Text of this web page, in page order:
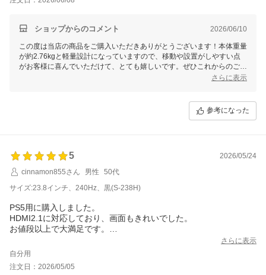
ショップからのコメント 2026/06/10
この度は当店の商品をご購入いただきありがとうございます！本体重量
が約2.76kgと軽量設計になっていますので、移動や設置がしやすい点
がお客様に喜んでいただけて、とても嬉しいです。ぜひこれからのご使
用でも快適にお楽しみください！その他ご不明な点がございましたら、
さらに表示
参考になった
5
2026/05/24
cinnamon855さん
男性
50代
サイズ:23.8インチ、240Hz、黒(S-238H)
PS5用に購入しました。
HDMI2.1に対応しており、画面もきれいでした。
お値段以上で大満足です。
包装なし発送との事で少し不安でしたが、とてもきれいな状態で
届きました（宅配業者様に感謝）
さらに表示
自分用
注文日：2026/05/05